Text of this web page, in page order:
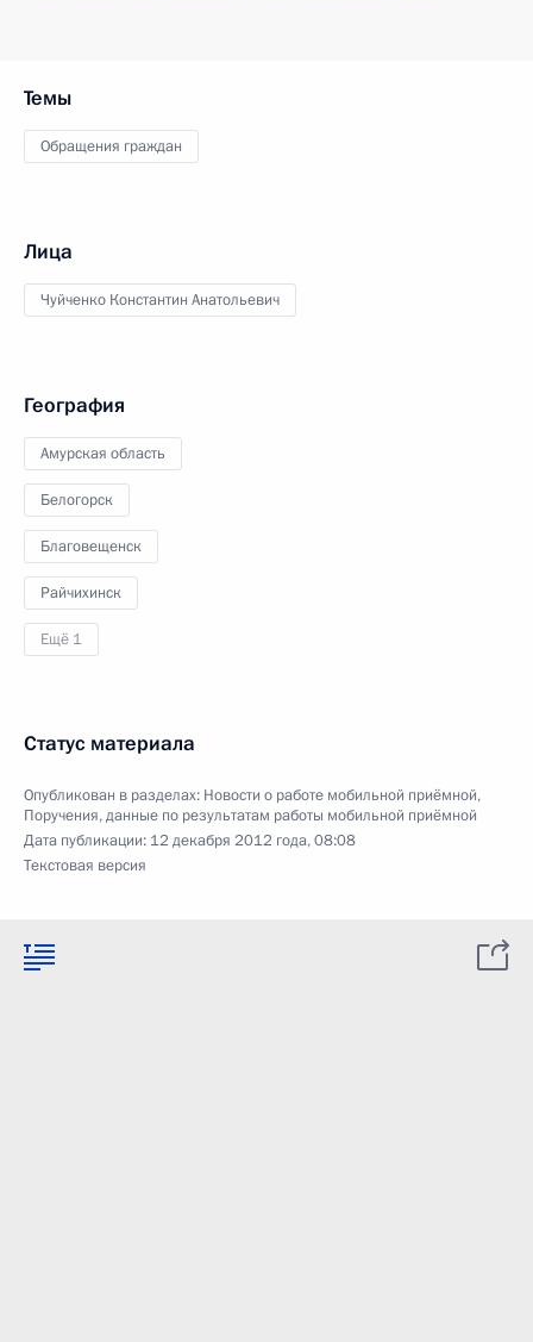
Темы
Обращения граждан
Лица
Чуйченко Константин Анатольевич
География
Амурская область
Белогорск
Благовещенск
Райчихинск
Ещё 1
Статус материала
Опубликован в разделах: Новости о работе мобильной приёмной,
Поручения, данные по результатам работы мобильной приёмной
Дата публикации: 12 декабря 2012 года, 08:08
Текстовая версия